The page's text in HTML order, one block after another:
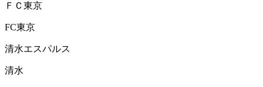
ＦＣ東京
FC東京
清水エスパルス
清水